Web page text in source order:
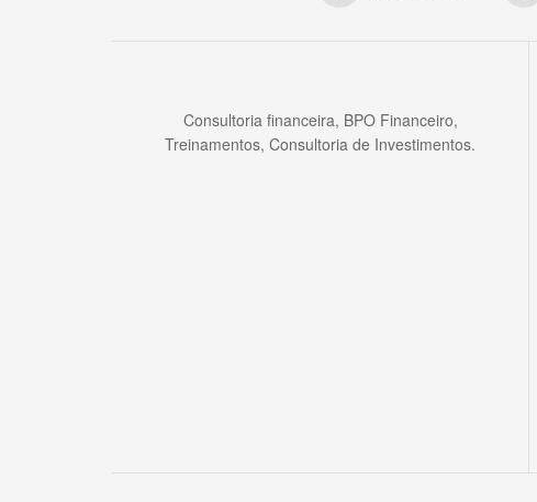
Consultoria financeira, BPO Financeiro,
Treinamentos, Consultoria de Investimentos.